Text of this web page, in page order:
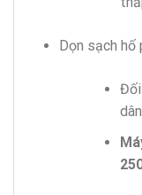
Dọn sạch hố
Đối